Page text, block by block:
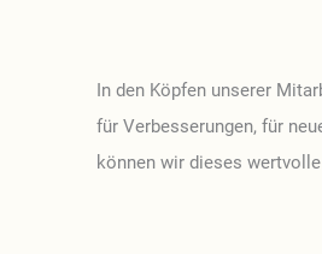
In den Köpfen unserer
für Verbesserungen, für
können wir dieses